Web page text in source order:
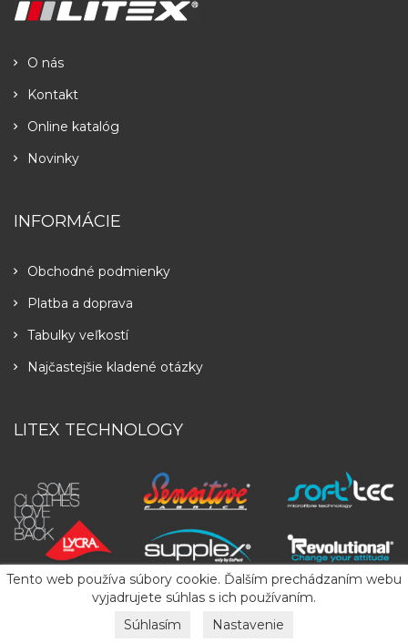
Tento web používa súbory cookie. Ďalším prechádzaním webu
vyjadrujete súhlas s ich používaním.
Súhlasím
Nastavenie
O nás
Kontakt
Online katalóg
Novinky
INFORMÁCIE
Obchodné podmienky
Platba a doprava
Tabulky veľkostí
Najčastejšie kladené otázky
LITEX TECHNOLOGY